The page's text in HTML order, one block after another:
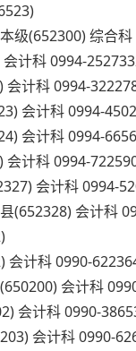
级(652300) 综合
计科 0994-
会计科 0994-
会计科 0994-
会计科 0994-
会计科 0994-
会计科 0994-
(652328) 会计科
会计科 0990-
会计科
会计科 0990-
会计科 0990-